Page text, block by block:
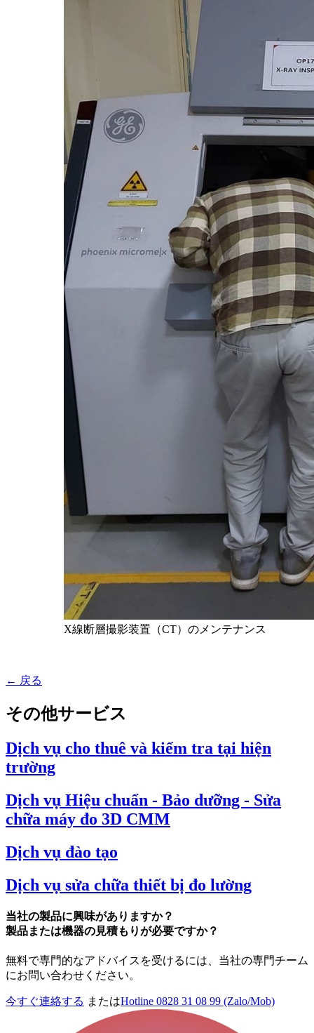
X線断層撮影装置（CT）のメンテナンス
← 戻る
その他サービス
Dịch vụ cho thuê và kiểm tra tại hiện
trường
Dịch vụ Hiệu chuẩn - Bảo dưỡng - Sửa
chữa máy đo 3D CMM
Dịch vụ đào tạo
Dịch vụ sửa chữa thiết bị đo lường
当社の製品に興味がありますか？
製品または機器の見積もりが必要ですか？
無料で専門的なアドバイスを受けるには、当社の専門チーム
にお問い合わせください。
今すぐ連絡する またはHotline 0828 31 08 99 (Zalo/Mob)